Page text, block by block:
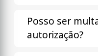
Posso ser
autorização?